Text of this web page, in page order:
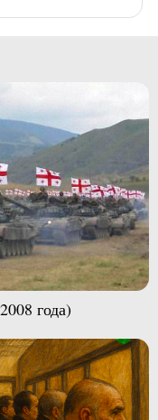
года)